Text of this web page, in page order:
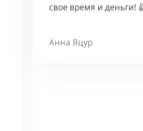
свое время и деньги!
Анна Яцур